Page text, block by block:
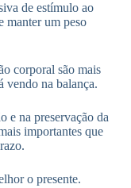
de estímulo ao
manter um peso
corporal são mais
vendo na balança.
e na preservação da
importantes que
o presente.